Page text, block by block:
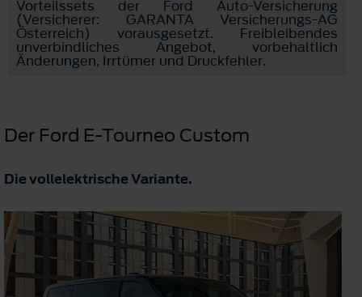
Vorteilssets der Ford Auto-Versicherung
(Versicherer: GARANTA Versicherungs-AG
Österreich) vorausgesetzt. Freibleibendes
unverbindliches Angebot, vorbehaltlich
Änderungen, Irrtümer und Druckfehler.
Der Ford E-Tourneo Custom
Die vollelektrische Variante.